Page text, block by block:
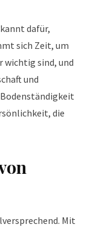
dafür,
sich Zeit, um
wichtig sind, und
und
die
Mit